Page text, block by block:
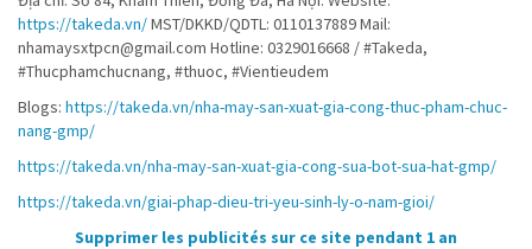
https://takeda.vn/MST/DKKD/QDTL: 0110137889 Mail:
nhamaysxtpcn@gmail.com Hotline: 0329016668 / #Takeda,
#Thucphamchucnang, #thuoc, #Vientieudem
Blogs: https://takeda.vn/nha-may-san-xuat-gia-cong-thuc-pham-chuc-
nang-gmp/
https://takeda.vn/nha-may-san-xuat-gia-cong-sua-bot-sua-hat-gmp/
https://takeda.vn/giai-phap-dieu-tri-yeu-sinh-ly-o-nam-gioi/
Supprimer les publicités sur ce site pendant 1 an